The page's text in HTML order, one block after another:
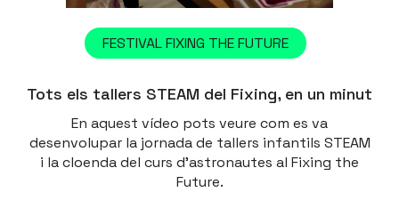
FESTIVAL FIXING THE FUTURE
Tots els tallers STEAM del Fixing, en un minut
En aquest vídeo pots veure com es va
desenvolupar la jornada de tallers infantils STEAM
i la cloenda del curs d’astronautes al Fixing the
Future.